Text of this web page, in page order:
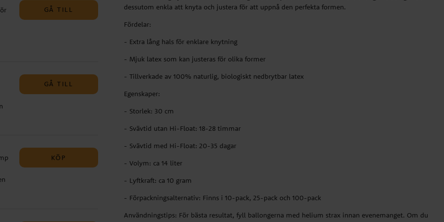
GÅ TILL
GÅ TILL
KÖP
dessutom enkla att knyta och justera för att uppnå den perfekta formen.
Fördelar:
- Extra lång hals för enklare knytning
- Mjuk latex som kan justeras för olika former
- Tillverkade av 100% naturlig, biologiskt nedbrytbar latex
Egenskaper:
- Storlek: 30 cm
- Svävtid utan Hi-Float: 18-28 timmar
- Svävtid med Hi-Float: 20-35 dagar
- Volym: ca 14 liter
- Lyftkraft: ca 10 gram
- Förpackningsalternativ: Finns i 10-pack, 25-pack och 100-pack
Användningstips: För bästa resultat, fyll ballongerna med helium strax innan evenemanget. Om du